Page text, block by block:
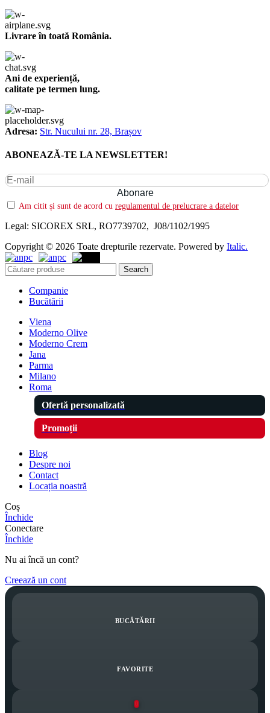
Livrare în toată România.
Ani de experiență,
calitate pe termen lung.
Adresa: Str. Nucului nr. 28, Brașov
ABONEAZĂ-TE LA NEWSLETTER!
Am citit și sunt de acord cu regulamentul de prelucrare a datelor
Legal: SICOREX SRL, RO7739702, J08/1102/1995
Copyright © 2026 Toate drepturile rezervate. Powered by Italic.
Search
Companie
Bucătării
Viena
Moderno Olive
Moderno Crem
Jana
Parma
Milano
Roma
Ofertă personalizată
Promoții
Blog
Despre noi
Contact
Locația noastră
Coș
Închide
Conectare
Închide
Nu ai încă un cont?
Creează un cont
BUCĂTĂRII
FAVORITE
0